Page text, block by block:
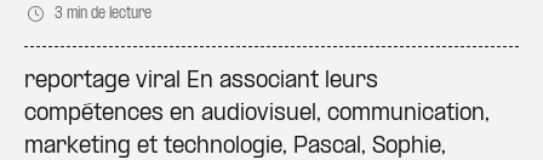
3 min de lecture
reportage viral En associant leurs
compétences en audiovisuel, communication,
marketing et technologie, Pascal, Sophie,